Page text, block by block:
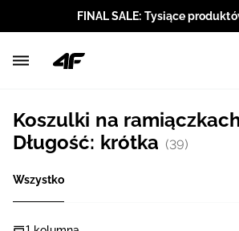
FINAL SALE: Tysiące
Koszulki na
Długość: krótka (39)
Wszystko
Angielski /